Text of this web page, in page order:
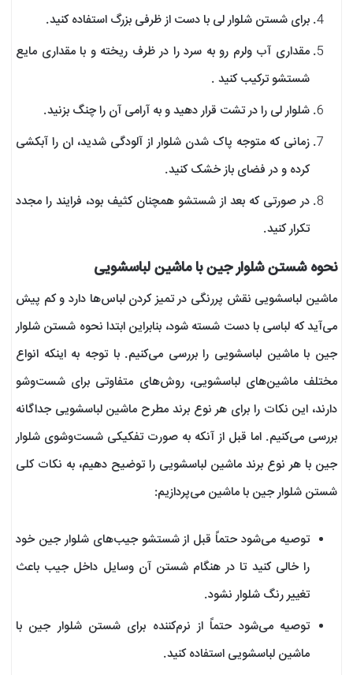
برای شستن شلوار لی با دست از ظرفی بزرگ استفاده کنید.
مقداری آب ولرم رو به سرد را در ظرف ریخته و با مقداری مایع
شستشو ترکیب کنید .
شلوار لی را در تشت قرار دهید و به آرامی آن را چنگ بزنید.
زمانی که متوجه پاک شدن شلوار از آلودگی شدید، ان را آبکشی
کرده و در فضای باز خشک کنید.
در صورتی که بعد از شستشو همچنان کثیف بود، فرایند را مجدد
تکرار کنید.
نحوه شستن شلوار جین با ماشین لباسشویی
ماشین لباسشویی نقش پررنگی در تمیز کردن لباس‌ها دارد و کم پیش
می‌آید که لباسی با دست شسته شود، بنابراین ابتدا نحوه شستن شلوار
جین با ماشین لباسشویی را بررسی می‌کنیم. با توجه به اینکه انواع
مختلف ماشین‌های لباسشویی، روش‌های متفاوتی برای شست‌وشو
دارند، این نکات را برای هر نوع برند مطرح ماشین لباسشویی جداگانه
بررسی می‌کنیم. اما قبل از آنکه به صورت تفکیکی شست‌وشوی شلوار
جین با هر نوع برند ماشین لباسشویی را توضیح دهیم، به نکات کلی
شستن شلوار جین با ماشین می‌پردازیم:
توصیه می‌شود حتماً قبل از شستشو جیب‌های شلوار جین خود
را خالی کنید تا در هنگام شستن آن وسایل داخل جیب باعث
تغییر رنگ شلوار نشود.
توصیه می‌شود حتماً از نرم‌کننده برای شستن شلوار جین با
ماشین لباسشویی استفاده کنید.